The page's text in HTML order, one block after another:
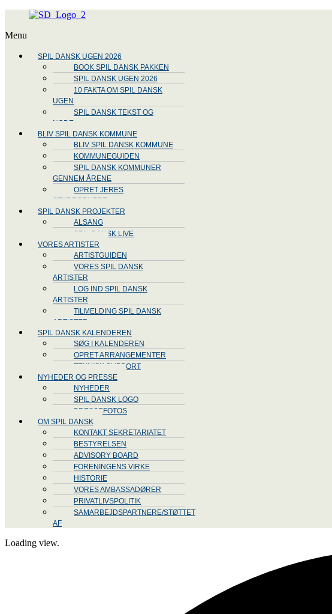
Menu
SPIL DANSK UGEN 2026
BOOK SPIL DANSK PAKKEN
SPIL DANSK UGEN 2026
10 FAKTA OM SPIL DANSK
UGEN
SPIL DANSK TEKST OG
NODE
BLIV SPIL DANSK KOMMUNE
BLIV SPIL DANSK KOMMUNE
KOMMUNEGUIDEN
SPIL DANSK KOMMUNER
GENNEM ÅRENE
OPRET JERES
STYREGRUPPE
SPIL DANSK PROJEKTER
ALSANG
SPIL DANSK LIVE
VORES ARTISTER
ARTISTGUIDEN
VORES SPIL DANSK
ARTISTER
LOG IND SPIL DANSK
ARTISTER
TILMELDING SPIL DANSK
ARTISTER
SPIL DANSK KALENDEREN
SØG I KALENDEREN
OPRET ARRANGEMENTER
TEKNISK SUPPORT
NYHEDER OG PRESSE
NYHEDER
SPIL DANSK LOGO
PRESSEFOTOS
OM SPIL DANSK
KONTAKT SEKRETARIATET
BESTYRELSEN
ADVISORY BOARD
FORENINGENS VIRKE
HISTORIE
VORES AMBASSADØRER
PRIVATLIVSPOLITIK
SAMARBEJDSPARTNERE/STØTTET
AF
Loading view.